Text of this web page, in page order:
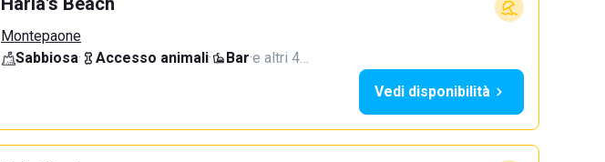
Montepaone
Sabbiosa· Accesso animali· Bar·e altri 4…
Vedi disponibilità